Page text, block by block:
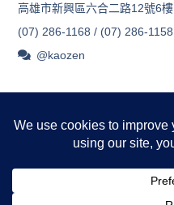
高雄市新興區六合二路12號6樓
(07) 286-1168 / (07) 286-1158
@kaozen